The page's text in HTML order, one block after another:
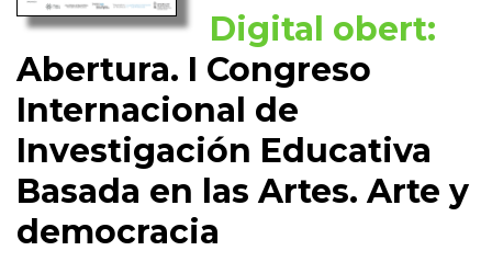
Digital obert:
Abertura. I Congreso
Internacional de
Investigación Educativa
Basada en las Artes. Arte y
democracia